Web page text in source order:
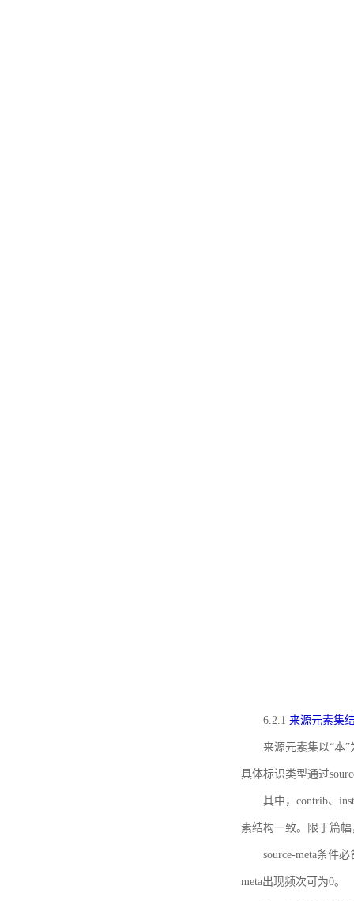
6.2.1 来源元素集
来源元素集以“本
具体标识类型通过
其中，contrib、
素结构一致。限于篇
source-meta条件
meta出现频次可为0。